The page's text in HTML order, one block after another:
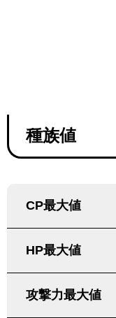
種族値
CP最大値
HP最大値
攻撃力最大値